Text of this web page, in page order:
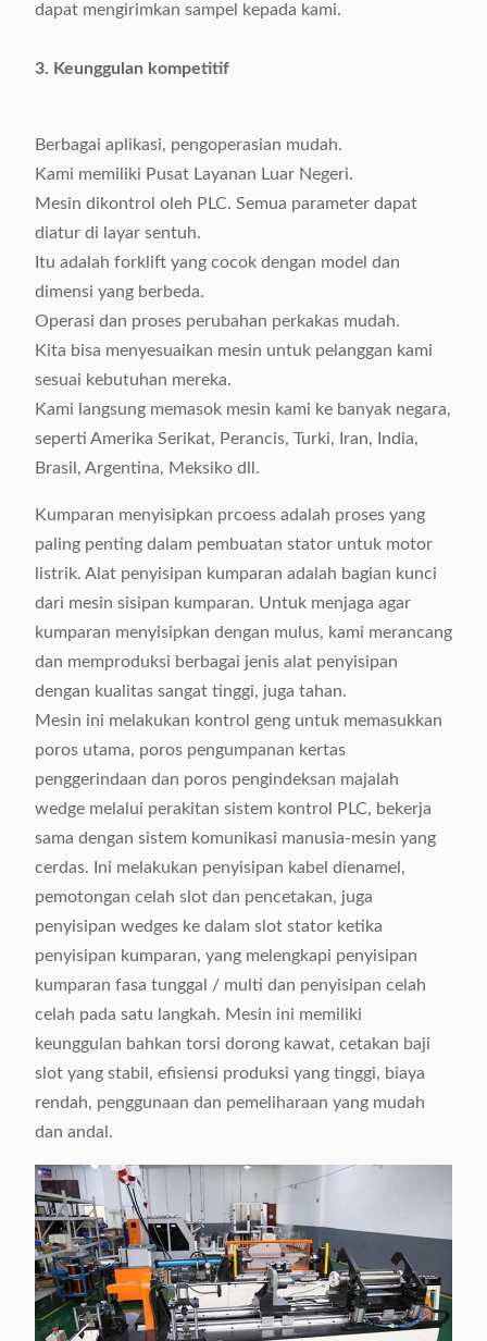
dapat mengirimkan sampel kepada kami.
3. Keunggulan kompetitif
Berbagai aplikasi, pengoperasian mudah.
Kami memiliki Pusat Layanan Luar Negeri.
Mesin dikontrol oleh PLC. Semua parameter dapat
diatur di layar sentuh.
Itu adalah forklift yang cocok dengan model dan
dimensi yang berbeda.
Operasi dan proses perubahan perkakas mudah.
Kita bisa menyesuaikan mesin untuk pelanggan kami
sesuai kebutuhan mereka.
Kami langsung memasok mesin kami ke banyak negara,
seperti Amerika Serikat, Perancis, Turki, Iran, India,
Brasil, Argentina, Meksiko dll.
Kumparan menyisipkan prcoess adalah proses yang
paling penting dalam pembuatan stator untuk motor
listrik. Alat penyisipan kumparan adalah bagian kunci
dari mesin sisipan kumparan. Untuk menjaga agar
kumparan menyisipkan dengan mulus, kami merancang
dan memproduksi berbagai jenis alat penyisipan
dengan kualitas sangat tinggi, juga tahan.
Mesin ini melakukan kontrol geng untuk memasukkan
poros utama, poros pengumpanan kertas
penggerindaan dan poros pengindeksan majalah
wedge melalui perakitan sistem kontrol PLC, bekerja
sama dengan sistem komunikasi manusia-mesin yang
cerdas. Ini melakukan penyisipan kabel dienamel,
pemotongan celah slot dan pencetakan, juga
penyisipan wedges ke dalam slot stator ketika
penyisipan kumparan, yang melengkapi penyisipan
kumparan fasa tunggal / multi dan penyisipan celah
celah pada satu langkah. Mesin ini memiliki
keunggulan bahkan torsi dorong kawat, cetakan baji
slot yang stabil, efisiensi produksi yang tinggi, biaya
rendah, penggunaan dan pemeliharaan yang mudah
dan andal.